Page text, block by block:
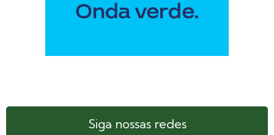
Siga nossas redes